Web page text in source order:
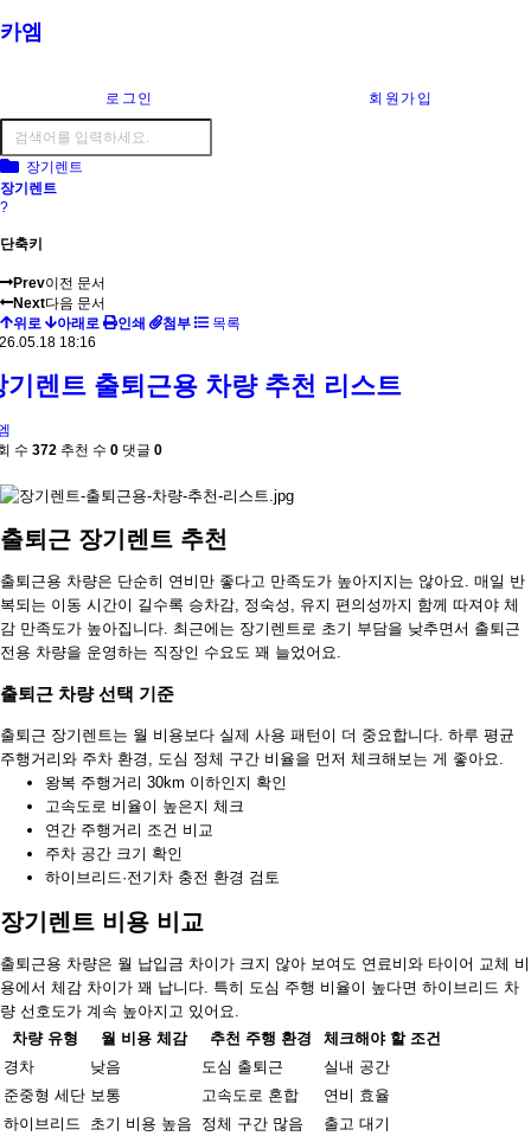
카엠
로그인 회원가입
장기렌트
장기렌트
?
단축키
Prev이전 문서
Next다음 문서
위로
아래로 인쇄 첨부
목록
18:16
기렌트 출퇴근용 차량 추천 리스트
수 372 추천 수 0 댓글 0
출퇴근 장기렌트 추천
출퇴근용 차량은 단순히 연비만 좋다고 만족도가 높아지지는 않아요. 매일 반
복되는 이동 시간이 길수록 승차감, 정숙성, 유지 편의성까지 함께 따져야 체
감 만족도가 높아집니다. 최근에는 장기렌트로 초기 부담을 낮추면서 출퇴근
전용 차량을 운영하는 직장인 수요도 꽤 늘었어요.
출퇴근 차량 선택 기준
출퇴근 장기렌트는 월 비용보다 실제 사용 패턴이 더 중요합니다. 하루 평균
주행거리와 주차 환경, 도심 정체 구간 비율을 먼저 체크해보는 게 좋아요.
왕복 주행거리 30km 이하인지 확인
고속도로 비율이 높은지 체크
연간 주행거리 조건 비교
주차 공간 크기 확인
하이브리드·전기차 충전 환경 검토
장기렌트 비용 비교
출퇴근용 차량은 월 납입금 차이가 크지 않아 보여도 연료비와 타이어 교체 비
용에서 체감 차이가 꽤 납니다. 특히 도심 주행 비율이 높다면 하이브리드 차
량 선호도가 계속 높아지고 있어요.
차량 유형
월 비용 체감 추천 주행 환경
체크해야 할 조건
경차
낮음 도심 출퇴근
실내 공간
준중형 세단 보통 고속도로 혼합
연비 효율
하이브리드
초기 비용 높음 정체 구간 많음
출고 대기